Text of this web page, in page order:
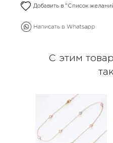
Добавить в "Список
С этим